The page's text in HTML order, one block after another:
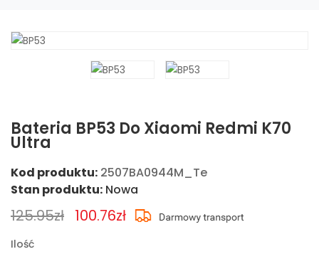
Bateria BP53 Do Xiaomi Redmi K70
Ultra
Kod produktu: 2507BA0944M_Te
Stan produktu: Nowa
125.95zł 100.76zł
Ilość